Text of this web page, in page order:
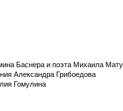
Баснера и поэта Михаила
Александра Грибоедова
Гомулина